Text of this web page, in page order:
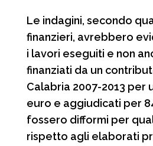
Le indagini, secondo
finanzieri, avrebbero
i lavori eseguiti e non
finanziati da un
Calabria 2007-2013 per
euro e aggiudicati per
fossero difformi per
rispetto agli elaborati